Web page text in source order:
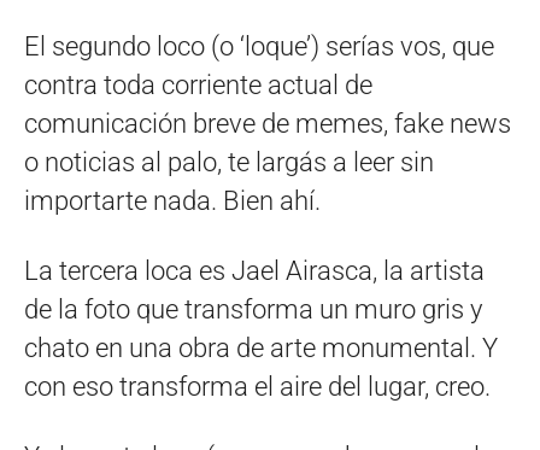
El segundo loco (o ‘loque’) serías vos, que
contra toda corriente actual de
comunicación breve de memes, fake news
o noticias al palo, te largás a leer sin
importarte nada. Bien ahí.
La tercera loca es Jael Airasca, la artista
de la foto que transforma un muro gris y
chato en una obra de arte monumental. Y
con eso transforma el aire del lugar, creo.